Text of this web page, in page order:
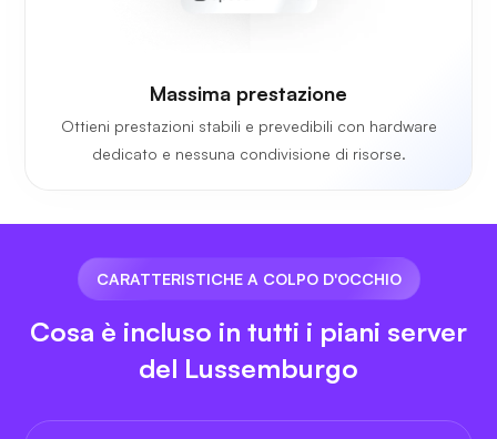
Massima prestazione
Ottieni prestazioni stabili e prevedibili con hardware
dedicato e nessuna condivisione di risorse.
CARATTERISTICHE A COLPO D'OCCHIO
Cosa è incluso in tutti i piani server
del Lussemburgo